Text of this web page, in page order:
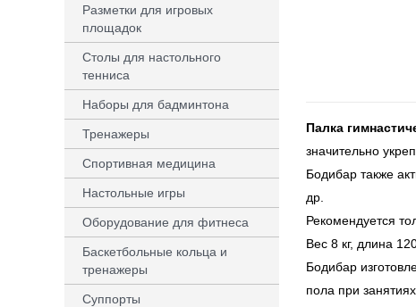
Разметки для игровых
площадок
Столы для настольного
тенниса
Наборы для бадминтона
Тренажеры
Спортивная медицина
Настольные игры
Оборудование для фитнеса
Баскетбольные кольца и
тренажеры
Суппорты
Палка
значительно
Бодибар также
др.
Рекомендуется
Вес 8 кг, длина
Бодибар
пола при